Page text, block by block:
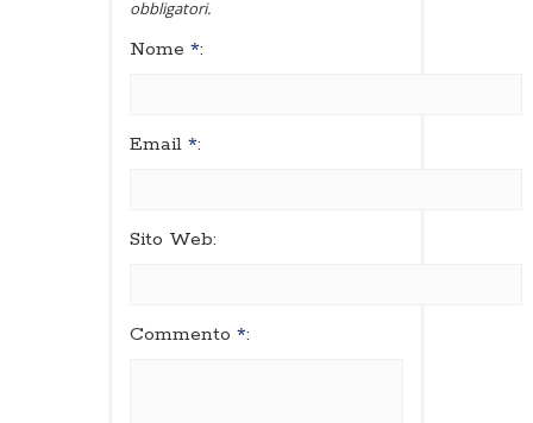
obbligatori.
Nome *:
Email *:
Sito Web:
Commento *: